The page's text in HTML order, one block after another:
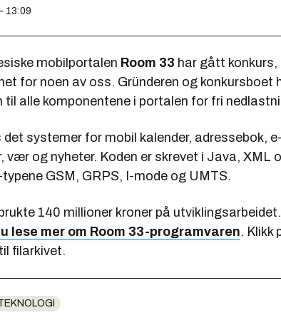
13:09
mobilportalen Room 33 har gått konkurs,
for noen av oss. Gründeren og konkursboet
til alle komponentene i portalen for fri
det systemer for mobil kalender, adressebok,
vær og nyheter. Koden er skrevet i Java, XML
GSM, GRPS, I-mode og UMTS.
140 millioner kroner på utviklingsarbeidet.
lese mer om Room 33-programvaren. Klikk
filarkivet.